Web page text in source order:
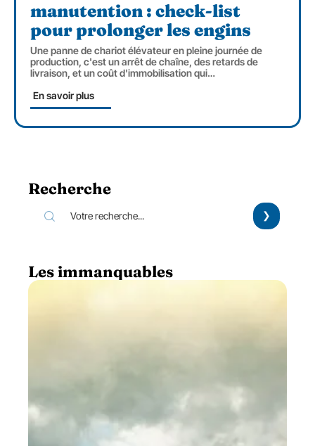
manutention : check-list
pour prolonger les engins
Une panne de chariot élévateur en pleine journée de
production, c'est un arrêt de chaîne, des retards de
livraison, et un coût d'immobilisation qui…
En savoir plus
Recherche
Les immanquables